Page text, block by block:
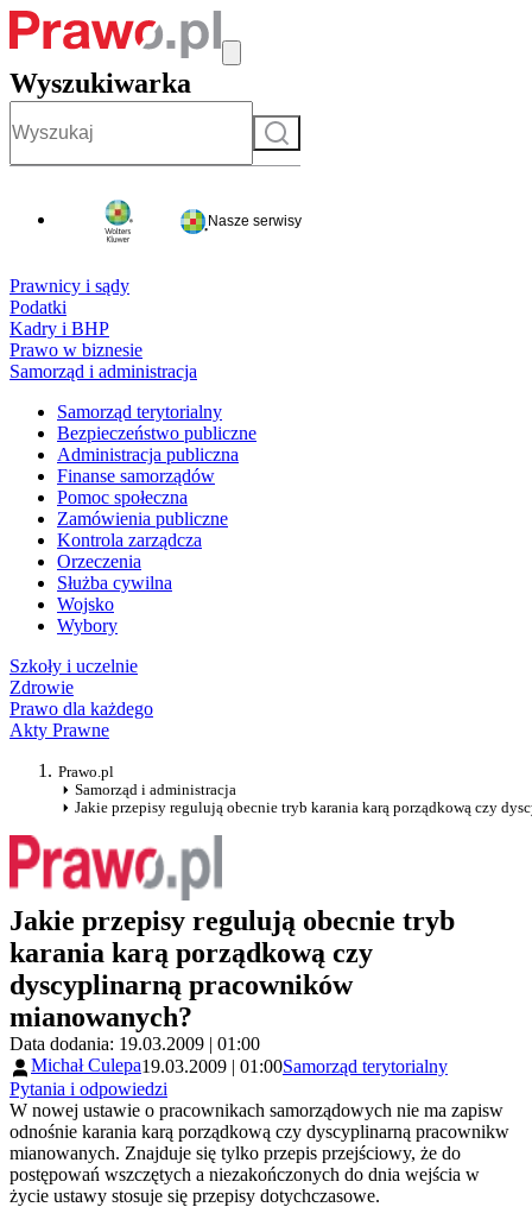
Wyszukiwarka
Szukaj
Nasze serwisy
Prawnicy i sądy
Podatki
Kadry i BHP
Prawo w biznesie
Samorząd i administracja
Samorząd terytorialny
Bezpieczeństwo publiczne
Administracja publiczna
Finanse samorządów
Pomoc społeczna
Zamówienia publiczne
Kontrola zarządcza
Orzeczenia
Służba cywilna
Wojsko
Wybory
Szkoły i uczelnie
Zdrowie
Prawo dla każdego
Akty Prawne
Prawo.pl
Samorząd i administracja
Jakie przepisy regulują obecnie tryb karania karą porządkową czy
Jakie przepisy regulują obecnie tryb
karania karą porządkową czy
dyscyplinarną pracowników
mianowanych?
Data dodania: 19.03.2009 | 01:00
Michał Culepa19.03.2009 | 01:00Samorząd terytorialny
Pytania i odpowiedzi
W nowej ustawie o pracownikach samorządowych nie ma zapisw
odnośnie karania karą porządkową czy dyscyplinarną pracownikw
mianowanych. Znajduje się tylko przepis przejściowy, że do
postępowań wszczętych a niezakończonych do dnia wejścia w
życie ustawy stosuje się przepisy dotychczasowe.